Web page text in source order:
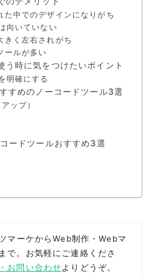
た中でのデザインになりがち
向いていない
きく左右されがち
ールが多い
う時に気をつけたいポイント
明確にする
すめのノーコードツール3選
ップ）
ードツールおすすめ3選
マーケからWeb制作・Webマ
で。お気軽にご連絡くださ
お問い合わせよりどうぞ。